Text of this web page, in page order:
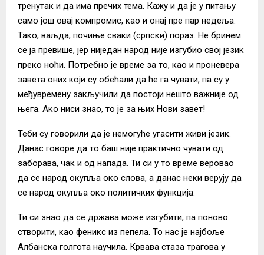
тренутак и да има пречих тема. Кажу и да је у питању
само још овај компромис, као и онај пре пар недеља.
Тако, ваљда, почиње сваки (српски) пораз. Не бринем
се ја превише, јер ниједан народ није изгубио свој језик
преко ноћи. Потребно је време за то, као и проневера
завета оних који су обећали да ће га чувати, па су у
међувремену закључили да постоји нешто важније од
њега. Ако ниси знао, то је за њих Нови завет!
Теби су говорили да је немогуће угасити живи језик.
Данас говоре да то баш није практично чувати од
заборава, чак и од напада. Ти си у то време веровао
да се народ окупља око слова, а данас неки верују да
се народ окупља око политичких функција.
Ти си знао да се држава може изгубити, па поново
створити, као феникс из пепела. То нас је најбоље
Албанска голгота научила. Крвава стаза трагова у